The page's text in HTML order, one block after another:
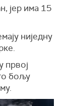
јер има 15
ниједну
првој
бољу